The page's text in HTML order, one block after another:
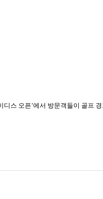
스 오픈’에서 방문객들이 골프